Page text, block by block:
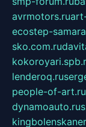
avrmotors.ru
ecostep-
sko.com.ru
lenderoq.ru
people-of-art.ru
dynamoauto.ru